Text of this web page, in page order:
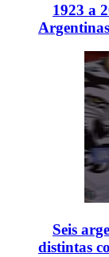
1923 a
Seis
distintas